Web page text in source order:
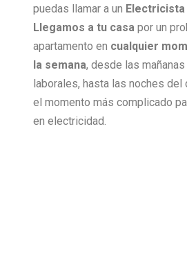
puedas llamar a un
Llegamos a tu casa por un
apartamento en cualquier
la semana, desde las
laborales, hasta las noches del
el momento más complicado
en electricidad.